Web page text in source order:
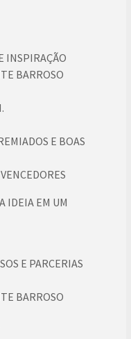
INSPIRAÇÃO
BARROSO
E BOAS
IDEIA EM UM
E PARCERIAS
BARROSO